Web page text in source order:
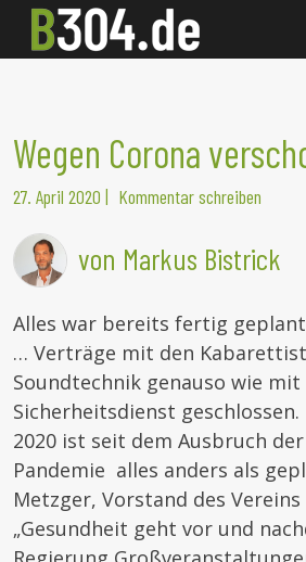
Wegen Corona
27. April 2020 | Kommentar schreiben
von Markus Bistrick
Alles war bereits fertig
… Verträge mit den
Soundtechnik genauso wie mit
Sicherheitsdienst geschlossen.
2020 ist seit dem Ausbruch
Pandemie alles anders als
Metzger, Vorstand des Vereins
„Gesundheit geht vor und